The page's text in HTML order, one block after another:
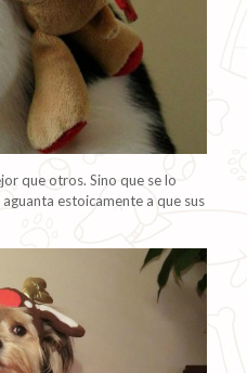
que otros. Sino que se lo
estoicamente a que sus